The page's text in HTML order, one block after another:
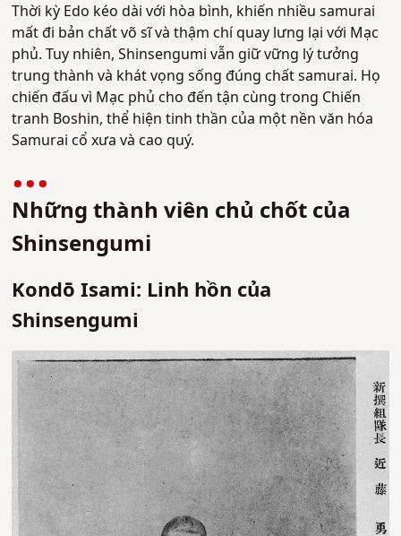
Thời kỳ Edo kéo dài với hòa bình, khiến nhiều samurai
mất đi bản chất võ sĩ và thậm chí quay lưng lại với Mạc
phủ. Tuy nhiên, Shinsengumi vẫn giữ vững lý tưởng
trung thành và khát vọng sống đúng chất samurai. Họ
chiến đấu vì Mạc phủ cho đến tận cùng trong Chiến
tranh Boshin, thể hiện tinh thần của một nền văn hóa
Samurai cổ xưa và cao quý.
Những thành viên chủ chốt của
Shinsengumi
Kondō Isami: Linh hồn của
Shinsengumi